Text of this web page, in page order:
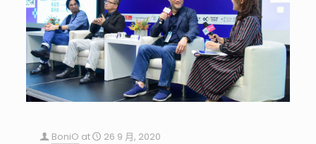
BoniO at
26 9 月, 2020